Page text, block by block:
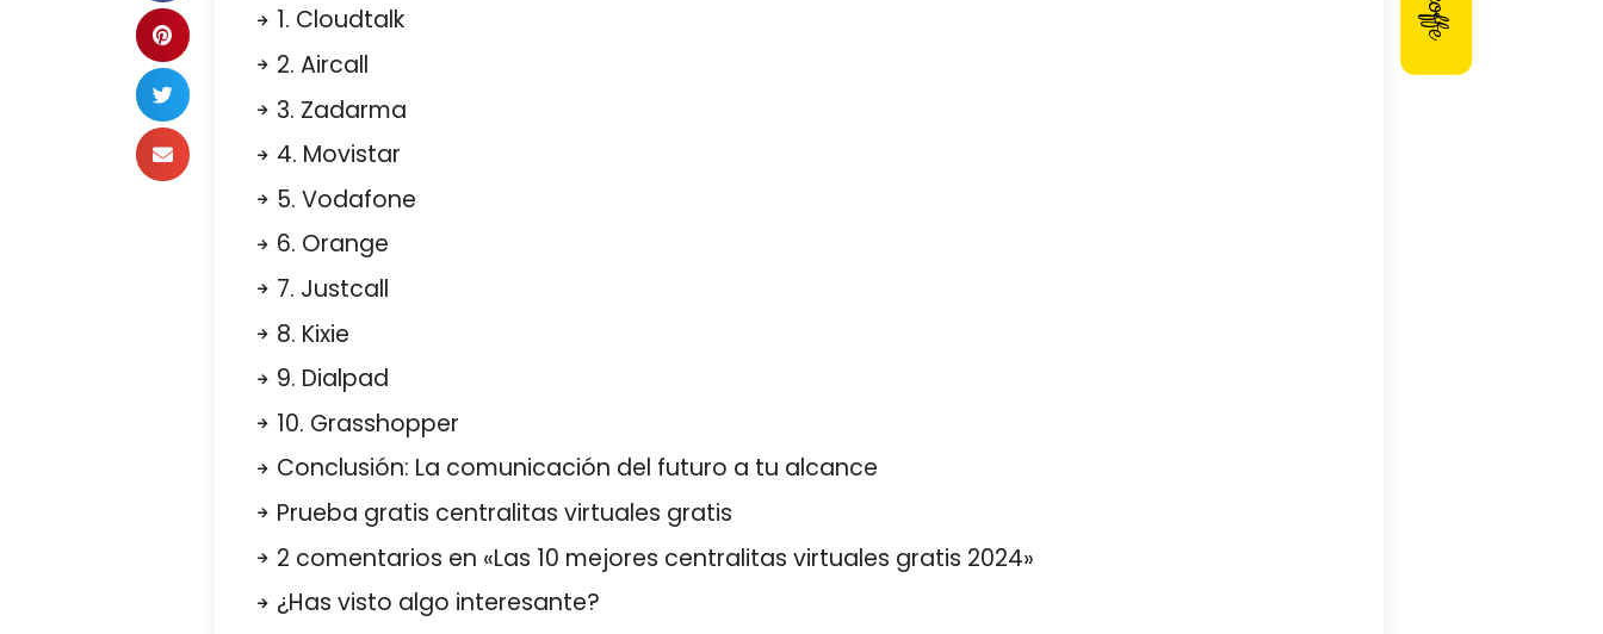
1. Cloudtalk
2. Aircall
3. Zadarma
4. Movistar
5. Vodafone
6. Orange
7. Justcall
8. Kixie
9. Dialpad
10. Grasshopper
Conclusión: La comunicación del futuro a tu alcance
Prueba gratis centralitas virtuales gratis
2 comentarios en «Las 10 mejores centralitas virtuales gratis 2024»
¿Has visto algo interesante?